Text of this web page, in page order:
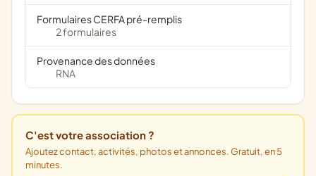
Formulaires CERFA pré-remplis
2 formulaires
Provenance des données
RNA
C'est votre association ?
Ajoutez contact, activités, photos et annonces. Gratuit, en 5
minutes.